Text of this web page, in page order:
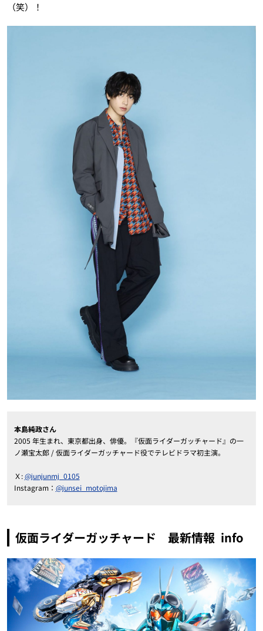
（笑）！
本島純政さん
2005 年生まれ、東京都出身、俳優。『仮面ライダーガッチャード』の一
ノ瀬宝太郎 / 仮面ライダーガッチャード役でテレビドラマ初主演。
Ｘ:@junjunmj_0105
Instagram： @junsei_motojima
仮面ライダーガッチャード 最新情報 info